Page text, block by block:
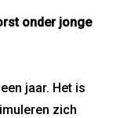
onder jonge
jaar. Het is
zich